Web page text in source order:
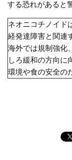
する恐れがあると
ネオニコチノイド
経発達障害と関連
海外では規制強化
しろ緩和の方向に
環境や食の安全の